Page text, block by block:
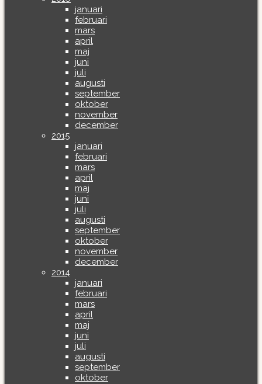
januari
februari
mars
april
maj
juni
juli
augusti
september
oktober
november
december
2015
januari
februari
mars
april
maj
juni
juli
augusti
september
oktober
november
december
2014
januari
februari
mars
april
maj
juni
juli
augusti
september
oktober